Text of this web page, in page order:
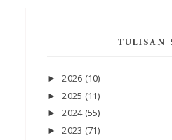
TULISAN
►2026 (10)
►2025 (11)
►2024 (55)
►2023 (71)